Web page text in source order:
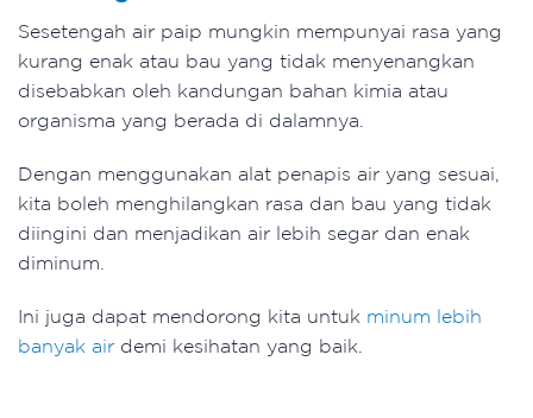
Sesetengah air paip mungkin mempunyai rasa yang
kurang enak atau bau yang tidak menyenangkan
disebabkan oleh kandungan bahan kimia atau
organisma yang berada di dalamnya.
Dengan menggunakan alat penapis air yang sesuai,
kita boleh menghilangkan rasa dan bau yang tidak
diingini dan menjadikan air lebih segar dan enak
diminum.
Ini juga dapat mendorong kita untuk minum lebih
banyak air demi kesihatan yang baik.